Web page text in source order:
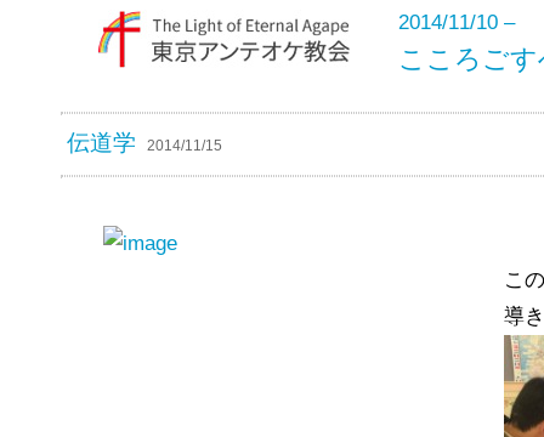
2014/11/10 –
こころご
伝道学 2014/11/15
こ
導